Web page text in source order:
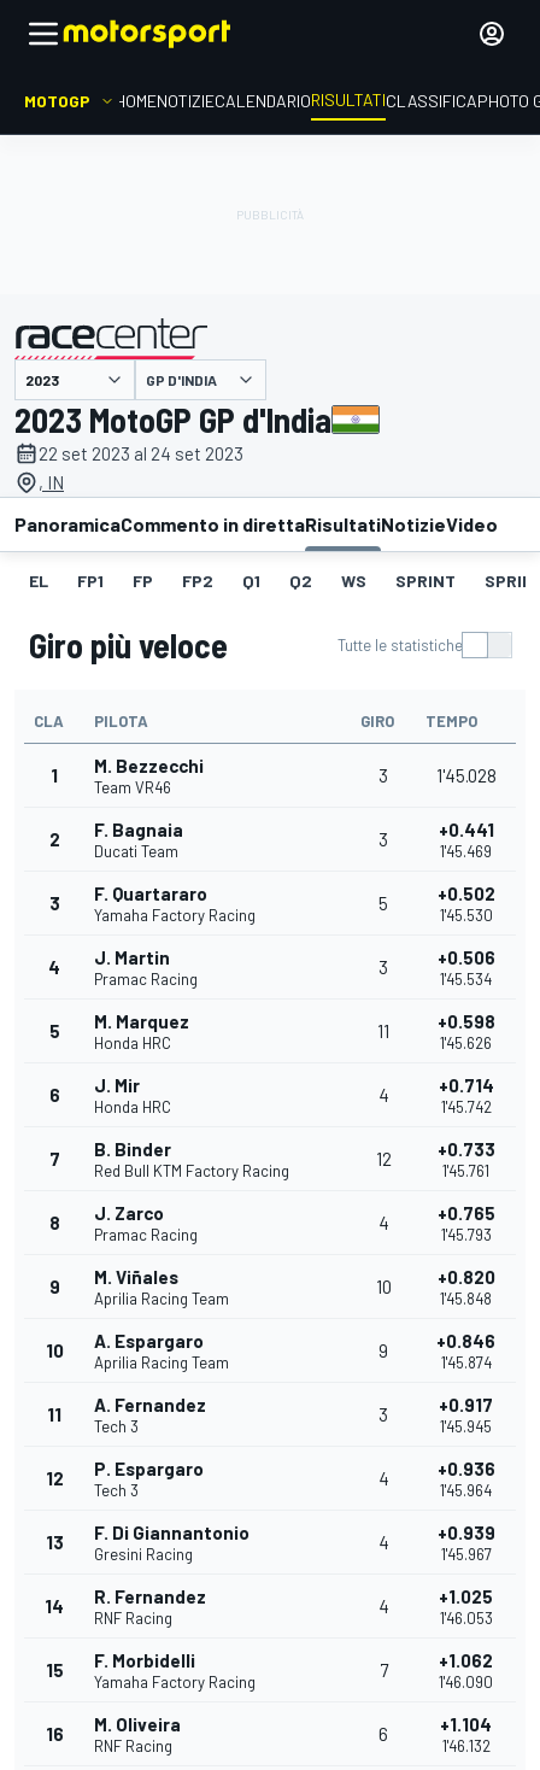
MOTOGP HOMENOTIZIECALENDARIORISULTATICLASSIFICAPHOTO
presentato da GP D'INDIA
2023 MotoGP GP d'India
22 set 2023 al 24 set 2023
, IN
PanoramicaCommento in direttaRisultatiNotizieVideo
EL FP1 FP FP2 Q1 Q2 WS SPRINT
Giro più veloce Tutte le statistiche
CLA PILOTA GIRO TEMPO
1 M. Bezzecchi
Team VR46
3 1'45.028
2 F. Bagnaia
Ducati Team
3 +0.441
1'45.469
3 F. Quartararo
Yamaha Factory Racing
5 +0.502
1'45.530
4 J. Martin
Pramac Racing
3 +0.506
1'45.534
5 M. Marquez
Honda HRC
11 +0.598
1'45.626
6 J. Mir
Honda HRC
4 +0.714
1'45.742
7 B. Binder
Red Bull KTM Factory Racing
12 +0.733
1'45.761
8 J. Zarco
Pramac Racing
4 +0.765
1'45.793
9 M. Viñales
Aprilia Racing Team
10 +0.820
1'45.848
10 A. Espargaro
Aprilia Racing Team
9 +0.846
1'45.874
11 A. Fernandez
Tech 3
3 +0.917
1'45.945
12 P. Espargaro
Tech 3
4 +0.936
1'45.964
13 F. Di Giannantonio
Gresini Racing
4 +0.939
1'45.967
14 R. Fernandez
RNF Racing
4 +1.025
1'46.053
15 F. Morbidelli
Yamaha Factory Racing
7 +1.062
1'46.090
16 M. Oliveira
RNF Racing
6 +1.104
1'46.132